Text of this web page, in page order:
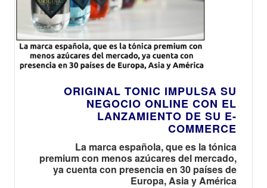
ORIGINAL TONIC IMPULSA SU
NEGOCIO ONLINE CON EL
LANZAMIENTO DE SU E-
COMMERCE
La marca española, que es la tónica
premium con menos azúcares del mercado,
ya cuenta con presencia en 30 países de
Europa, Asia y América